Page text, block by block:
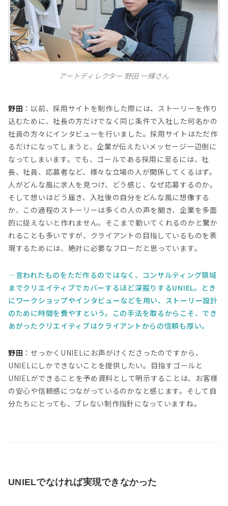
アートディレクター 野田 一輝さん
野田 ：以前、採用サイトを制作した際には、ストーリーを作り
込むために、社長の方だけでなく同じ条件で入社した何名かの
社員の方々にインタビューを行いました。採用サイトはただ作
るだけになってしまうと、企業が伝えたいメッセージ一辺倒に
なってしまいます。でも、ゴールである採用に至るには、社
長、社員、応募者など、様々な立場の人が関係してくるはず。
人がどんな風に求人を見つけ、どう感じ、なぜ応募するのか。
そして想いはどう届き、入社後の自分をどんな風に想像する
か、この過程のストーリーは多くの人の声を聞き、企業を多面
的に捉えないと作れません。そこまで動いてくれるのかと驚か
れることも多いですが、クライアントの目指しているものを表
現するためには、絶対に必要なフローだと思っています。
言われたものをただ作るのではなく、コンサルティング領域
までクリエイティブでカバーするほど深掘りするUNIEL。とき
にワークショップやインタビューなどを用い、ストーリー設計
のために時間を費やすという。この手法を取るからこそ、でき
あがったクリエイティブはクライアントからの信頼も厚い。
野田 ：せっかくUNIELにお声がけくださったのですから、
UNIELにしかできないことを提供したい。目指すゴールと
UNIELができることを予め資料として明示することは、お客様
の安心や信頼感につながっているのかなと感じます。そして自
分たちにとっても、ブレない制作指針になっていますね。
UNIELでなければ実現できなかった